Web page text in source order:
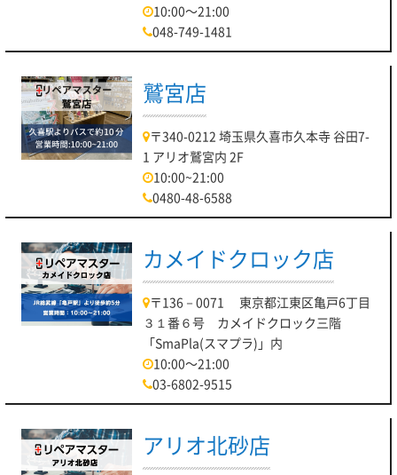
10:00～21:00
048-749-1481
鷲宮店
〒340-0212 埼玉県久喜市久本寺 谷田7-
1 アリオ鷲宮内 2F
10:00~21:00
0480-48-6588
カメイドクロック店
〒136－0071 東京都江東区亀戸6丁目
３１番６号 カメイドクロック三階
「SmaPla(スマプラ)」内
10:00～21:00
03-6802-9515
アリオ北砂店